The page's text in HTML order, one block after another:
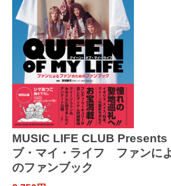
MUSIC LIFE CLUB Presents
ブ・マイ・ライフ ファンに
のファンブック